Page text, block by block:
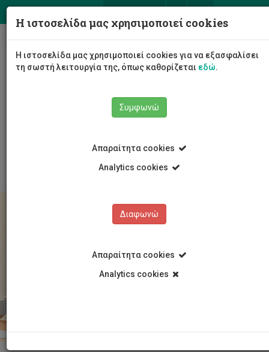
Υποβολή αίτησης
Η ιστοσελίδα μας χρησιμοποιεί cookies
Η ιστοσελίδα μας χρησιμοποιεί cookies για να εξασφαλίσει
τη σωστή λειτουργία της, όπως καθορίζεται εδώ.
Συμφωνώ
Απαραίτητα cookies
Analytics cookies
Διαφωνώ
Απαραίτητα cookies
Analytics cookies